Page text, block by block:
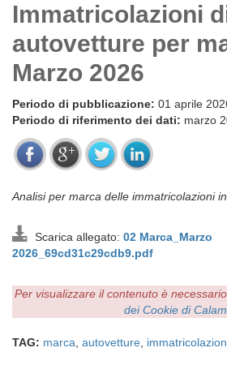
Immatricolazioni
autovetture per
Marzo 2026
Periodo di pubblicazione: 01 aprile
Periodo di riferimento dei dati: marzo
Analisi per marca delle immatricolazioni
Scarica allegato: 02 Marca_Marzo
2026_69cd31c29cdb9.pdf
Per visualizzare il contenuto è necessario
dei Cookie di
TAG: marca autovetture